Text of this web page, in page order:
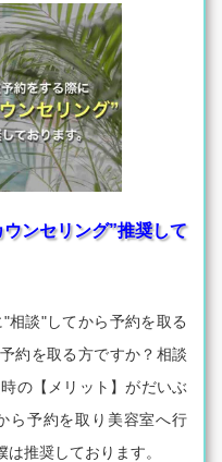
ウンセリング”推奨して
相談"してから予約を取る
約を取る方ですか？相談
の【メリット】がだいぶ
ら予約を取り美容室へ行
推奨しております。